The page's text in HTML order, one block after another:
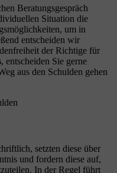
Beratungsgespräch
Situation die
um in
entscheiden wir
der Richtige für
, entscheiden Sie gerne
aus den Schulden gehen
setzten diese über
und fordern diese auf,
In der Regel führt